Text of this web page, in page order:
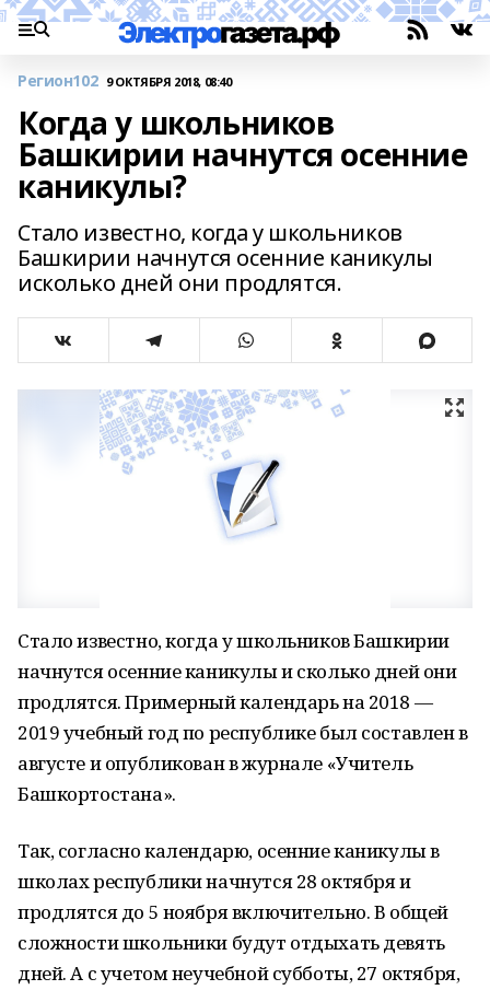
Регион102 9 ОКТЯБРЯ 2018, 08:40
Когда у школьников
Башкирии начнутся осенние
каникулы?
Стало известно, когда у школьников
Башкирии начнутся осенние каникулы
исколько дней они продлятся.
Стало известно, когда у школьников Башкирии
начнутся осенние каникулы и сколько дней они
продлятся. Примерный календарь на 2018 —
2019 учебный год по республике был составлен в
августе и опубликован в журнале «Учитель
Башкортостана».
Так, согласно календарю, осенние каникулы в
школах республики начнутся 28 октября и
продлятся до 5 ноября включительно. В общей
сложности школьники будут отдыхать девять
дней. А с учетом неучебной субботы, 27 октября,